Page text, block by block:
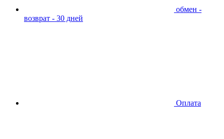
обмен -
возврат - 30 дней
Оплата